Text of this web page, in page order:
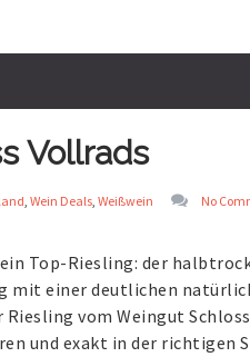
Vollrads
, Wein Deals, Weißwein No
Top-Riesling: der
einer deutlichen
vom Weingut
und exakt in der richtigen